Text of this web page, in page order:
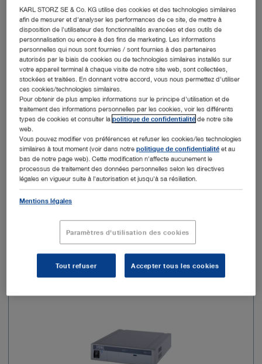
Formats d'image BMP, PNG, JPEG
Formats vidéo MPEG-4 , MPEG-2, MOV
Imagerie 3D Oui
Résolution SD, HD, FULL HD, 4K UHD
Système d’exploitation Windows 10 IoT
Ajouter au devis
N° de réf. commande : WD310
KARL STORZ SE & Co. KG utilise des cookies et des technologies similaires
afin de mesurer et d'analyser les performances de ce site, de mettre à
disposition de l'utilisateur des fonctionnalités avancées et des outils de
personnalisation ou encore à des fins de marketing. Les informations
personnelles qui nous sont fournies / sont fournies à des partenaires
autorisés par le biais de cookies ou de technologies similaires installés sur
votre appareil terminal à chaque visite de notre site web, sont collectées,
stockées et traitées. En donnant votre accord, vous nous permettez d'utiliser
ces cookies/technologies similaires.
Pour obtenir de plus amples informations sur le principe d'utilisation et de
traitement des informations personnelles par les cookies, voir les différents
types de cookies et consulter lapolitique de confidentialité de notre site
web.
Vous pouvez modifier vos préférences et refuser les cookies/les technologies
similaires à tout moment (voir dans notrepolitique de confidentialité et au
bas de notre page web). Cette modification n'affecte aucunement le
processus de traitement des données personnelles selon les directives
légales en vigueur suite à l'autorisation et jusqu'à sa résiliation.
Mentions légales
Paramètres d'utilisation des cookies
Tout refuser Accepter tous les cookies